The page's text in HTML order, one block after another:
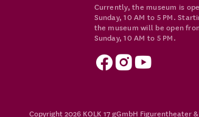
Currently, the museum is
Sunday, 10 AM to 5 PM.
the museum will be open
Sunday, 10 AM to 5 PM.
Copyright 2026 KOLK 17 gGmbH Figurentheater